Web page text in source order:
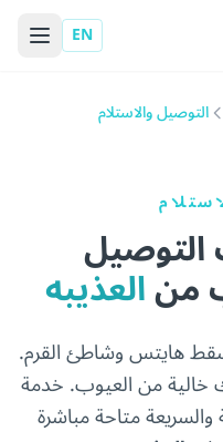
EN
التوصيل والاستلام
منالعذيبه
هايتس وشاطئ القرم.
خالية من العيوب. خدمة
والسريعة متاحة مباشرة